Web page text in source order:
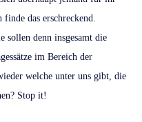
das erschreckend.
sollen denn insgesamt die
im Bereich der
welche unter uns gibt, die
Stop it!